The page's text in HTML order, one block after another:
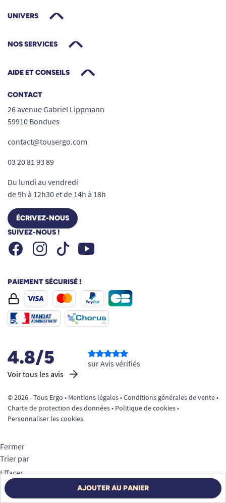
supérieure en cas d’hésitation.
Couleurs :
Matière :
100 % coton Interlock, densité
douceur maximales.
Lavable en machine jusqu’à 90 °C
linge autorisé (température modérée).
Lavable en machine à 90° maximum
Le pyjama grenouillère Benefactor en
résumé
Pyjama grenouillère adulte mixte :
UNIVERS
NOS SERVICES
AIDE ET CONSEILS
CONTACT
26 avenue Gabriel Lippmann
59910 Bondues
contact@tousergo.com
03 20 81 93 89
Du lundi au vendredi
de 9h à 12h30 et de 14h à 18h
ÉCRIVEZ-NOUS
SUIVEZ-NOUS !
FacebookInstagramTiktok Youtube
PAIEMENT SÉCURISÉ !
4.8/5
Voir tous les avis
sur Avis vérifiés
© 2026 - Tous Ergo • Mentions légales•Conditions générales de vente•
Charte de protection des données• Politique de cookies•
Personnaliser les cookies
AJOUTER AU PANIER
Fermer
Trier par
Effacer
Appliquer
Filtrer